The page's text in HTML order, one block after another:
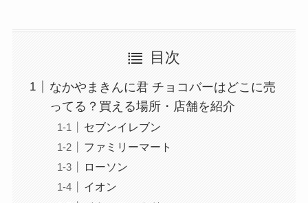
目次
なかやまきんに君 チョコバーはどこに売
ってる？買える場所・店舗を紹介
セブンイレブン
ファミリーマート
ローソン
イオン